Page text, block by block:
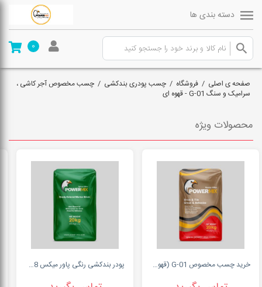
دسته بندی ها
0
صفحه ی اصلی / فروشگاه / چسب پودری بندکشی / چسب مخصوص آجر کاشی ،
سرامیک و سنگ G-01 - قهوه ای
محصولات ویژه
خرید چسب مخصوص G-01 (قهوه ای) - پاورمیکس پودر بندکشی رنگی پاور میکس 09127511808